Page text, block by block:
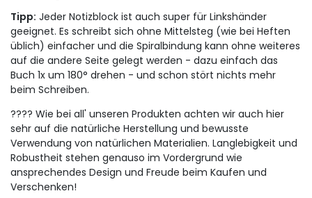
Tipp: Jeder Notizblock ist auch super für Linkshänder
geeignet. Es schreibt sich ohne Mittelsteg (wie bei Heften
üblich) einfacher und die Spiralbindung kann ohne weiteres
auf die andere Seite gelegt werden - dazu einfach das
Buch 1x um 180° drehen - und schon stört nichts mehr
beim Schreiben.
???? Wie bei all' unseren Produkten achten wir auch hier
sehr auf die natürliche Herstellung und bewusste
Verwendung von natürlichen Materialien. Langlebigkeit und
Robustheit stehen genauso im Vordergrund wie
ansprechendes Design und Freude beim Kaufen und
Verschenken!